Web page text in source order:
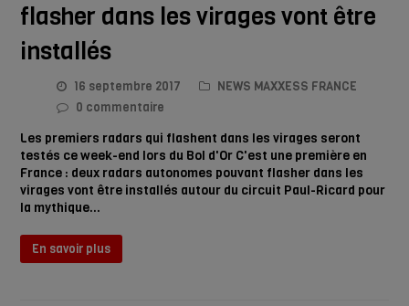
flasher dans les virages vont être
installés
16 septembre 2017
NEWS MAXXESS FRANCE
0 commentaire
Les premiers radars qui flashent dans les virages seront
testés ce week-end lors du Bol d'Or C'est une première en
France : deux radars autonomes pouvant flasher dans les
virages vont être installés autour du circuit Paul-Ricard pour
la mythique…
En savoir plus